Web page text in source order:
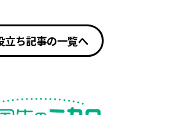
立ち記事の一覧へ